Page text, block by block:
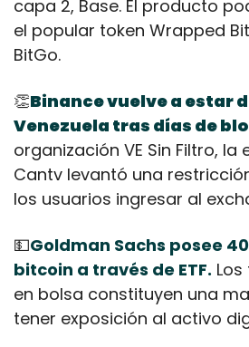
capa 2, Base. El producto
el popular token Wrapped
BitGo.
👏Binance vuelve a estar
Venezuela tras días de
organización VE Sin Filtro,
Cantv levantó una
los usuarios ingresar al
💵Goldman Sachs posee
bitcoin a través de ETF.
en bolsa constituyen una
tener exposición al activo